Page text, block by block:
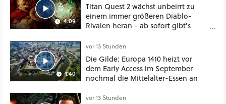
4:09
Titan Quest 2 wächst unbeirrt zu
einem immer größeren Diablo-
Rivalen heran - ab sofort gibt's
Klasse
1:40
vor 13 Stunden
Die Gilde: Europa 1410 heizt vor
dem Early Access im September
nochmal die Mittelalter-Essen an
vor 13 Stunden